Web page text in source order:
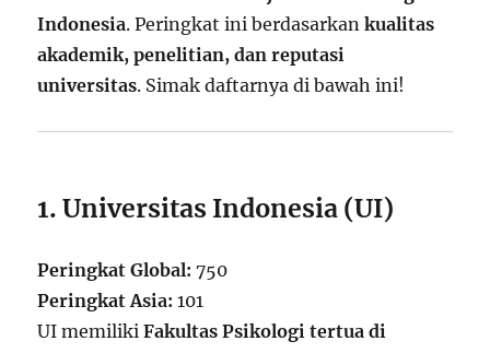
Indonesia. Peringkat ini berdasarkankualitas
akademik, penelitian, dan reputasi
universitas. Simak daftarnya di bawah ini!
1. Universitas Indonesia (UI)
Peringkat Global: 750
Peringkat Asia: 101
UI memilikiFakultas Psikologi tertua di